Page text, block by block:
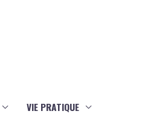
VIE PRATIQUE